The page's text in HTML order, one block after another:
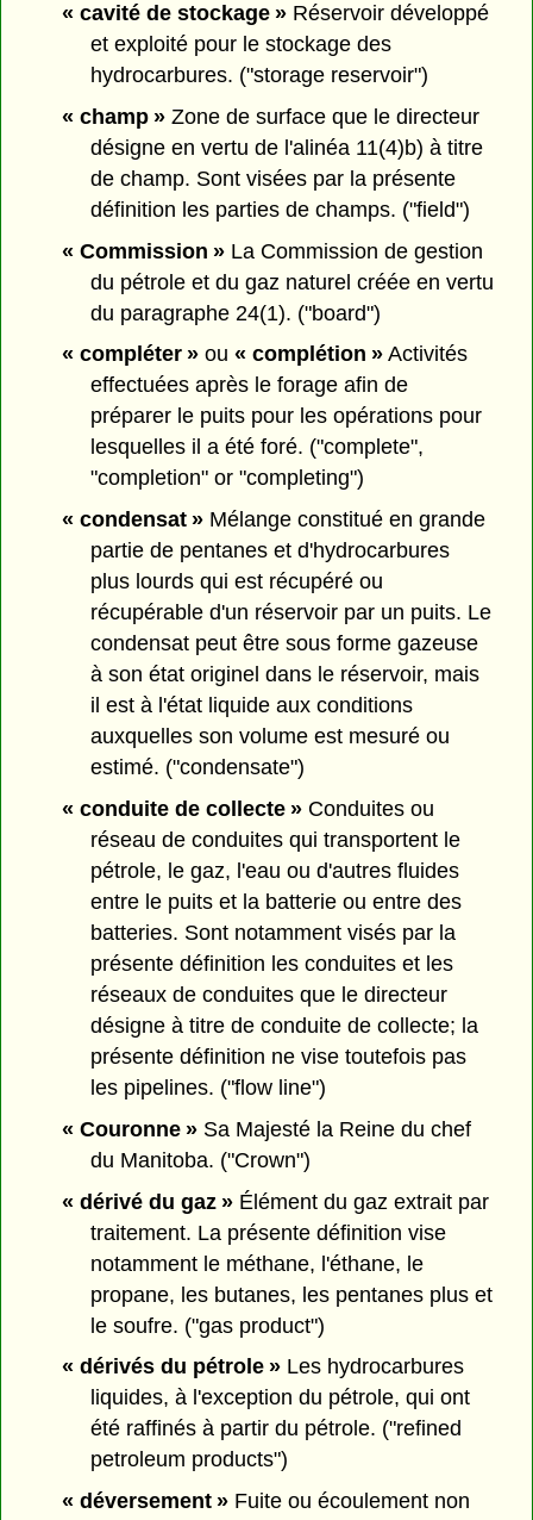
« cavité de stockage »Réservoir développé
et exploité pour le stockage des
hydrocarbures. ("storage reservoir")
« champ »Zone de surface que le directeur
désigne en vertu de l'alinéa 11(4)b) à titre
de champ. Sont visées par la présente
définition les parties de champs. ("field")
« Commission »La Commission de gestion
du pétrole et du gaz naturel créée en vertu
du paragraphe 24(1). ("board")
« compléter »ou « complétion »Activités
effectuées après le forage afin de
préparer le puits pour les opérations pour
lesquelles il a été foré. ("complete",
"completion" or "completing")
« condensat »Mélange constitué en grande
partie de pentanes et d'hydrocarbures
plus lourds qui est récupéré ou
récupérable d'un réservoir par un puits. Le
condensat peut être sous forme gazeuse
à son état originel dans le réservoir, mais
il est à l'état liquide aux conditions
auxquelles son volume est mesuré ou
estimé. ("condensate")
« conduite de collecte »Conduites ou
réseau de conduites qui transportent le
pétrole, le gaz, l'eau ou d'autres fluides
entre le puits et la batterie ou entre des
batteries. Sont notamment visés par la
présente définition les conduites et les
réseaux de conduites que le directeur
désigne à titre de conduite de collecte; la
présente définition ne vise toutefois pas
les pipelines. ("flow line")
« Couronne »Sa Majesté la Reine du chef
du Manitoba. ("Crown")
« dérivé du gaz »Élément du gaz extrait par
traitement. La présente définition vise
notamment le méthane, l'éthane, le
propane, les butanes, les pentanes plus et
le soufre. ("gas product")
« dérivés du pétrole »Les hydrocarbures
liquides, à l'exception du pétrole, qui ont
été raffinés à partir du pétrole. ("refined
petroleum products")
« déversement »Fuite ou écoulement non